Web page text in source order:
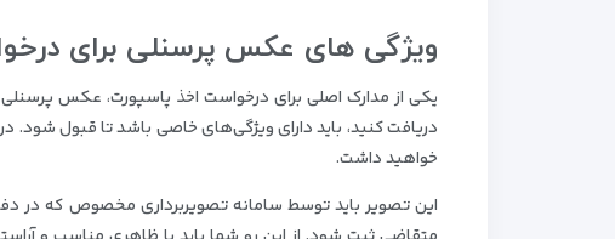
ویژگی های عکس پرسنلی برای
یکی از مدارک اصلی برای درخواست اخذ پاسپورت، عکس
دریافت کنید، باید دارای ویژگی‌های خاصی باشد تا قبول
خواهید داشت.
این تصویر باید توسط سامانه تصویربرداری مخصوص که در